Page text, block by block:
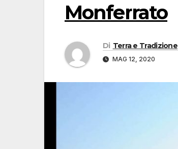
Monferrato
Di Terra e Tradizione
MAG 12, 2020